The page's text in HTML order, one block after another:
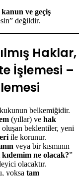
kanun ve geçiş
değildir.
Haklar,
İşlemesi –
belkemiğidir.
(yıllar) ve hak
oluşan beklentiler, yeni
ile korunur.
veya bir kısmının
ne olacak?”
olacaktır.
yoksa tam